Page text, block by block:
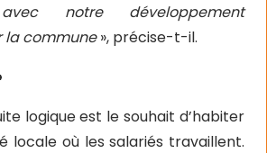
notre développement
la commune», précise-t-il.
logique est le souhait d’habiter
locale où les salariés travaillent.